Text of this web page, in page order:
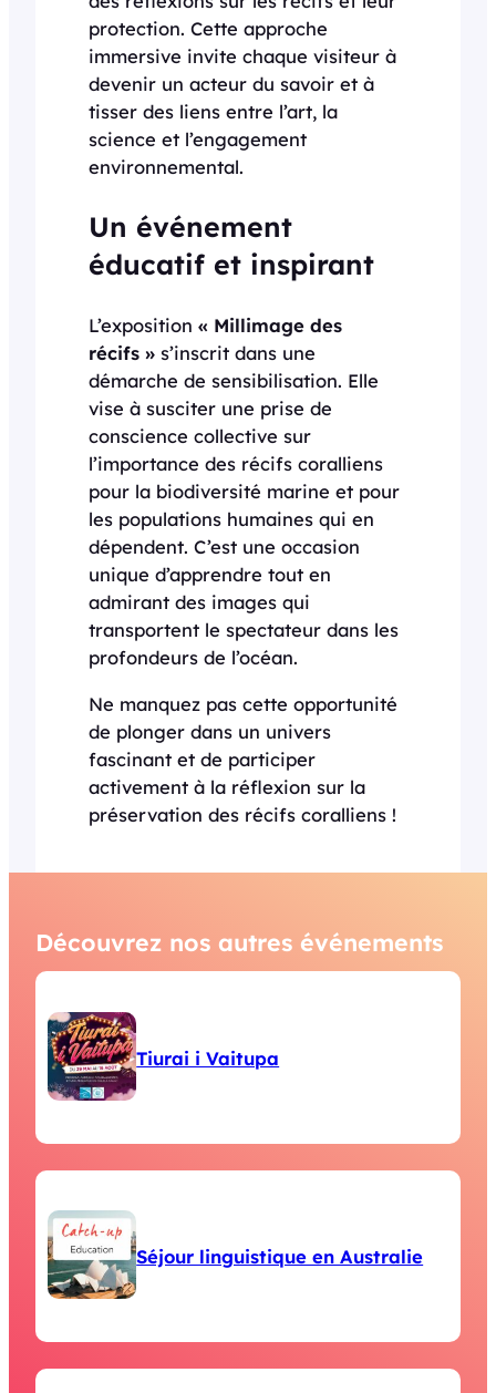
protection. Cette approche
immersive invite chaque visiteur à
devenir un acteur du savoir et à
tisser des liens entre l’art, la
science et l’engagement
environnemental.
Un événement
éducatif et inspirant
L’exposition « Millimage des
récifs » s’inscrit dans une
démarche de sensibilisation. Elle
vise à susciter une prise de
conscience collective sur
l’importance des récifs coralliens
pour la biodiversité marine et pour
les populations humaines qui en
dépendent. C’est une occasion
unique d’apprendre tout en
admirant des images qui
transportent le spectateur dans les
profondeurs de l’océan.
Ne manquez pas cette opportunité
de plonger dans un univers
fascinant et de participer
activement à la réflexion sur la
préservation des récifs coralliens !
Découvrez nos autres événements
Tiurai i Vaitupa
Séjour linguistique en Australie